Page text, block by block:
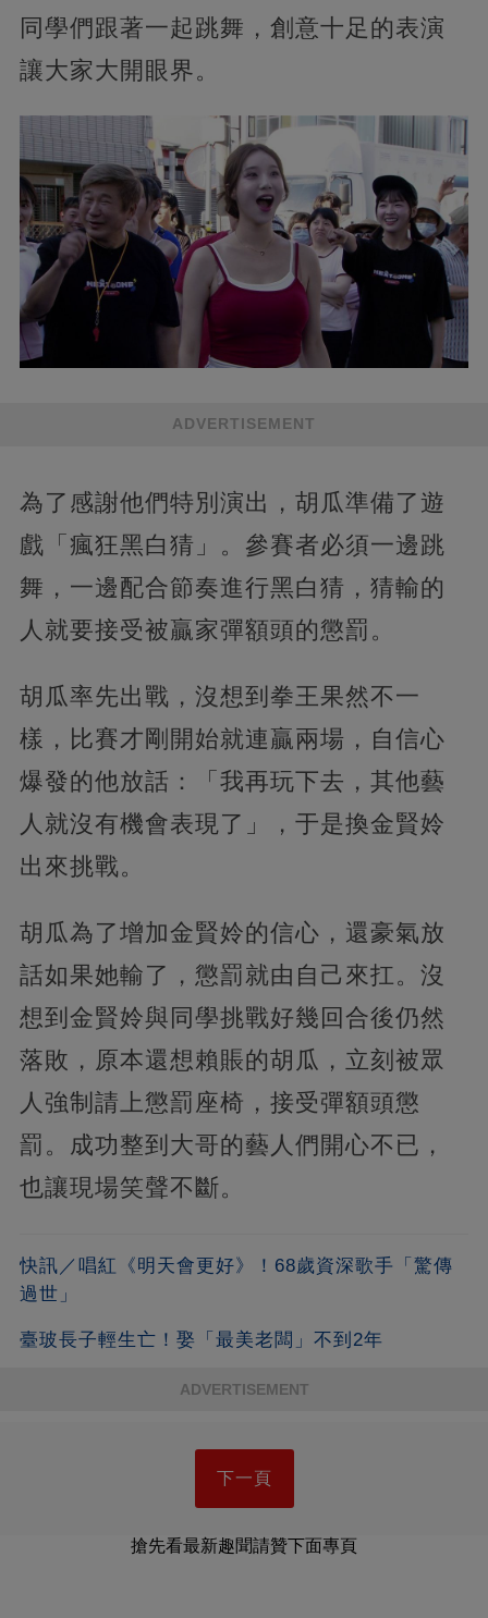
同學們跟著一起跳舞，創意十足的表演
讓大家大開眼界。
ADVERTISEMENT
為了感謝他們特別演出，胡瓜準備了遊
戲「瘋狂黑白猜」。參賽者必須一邊跳
舞，一邊配合節奏進行黑白猜，猜輸的
人就要接受被贏家彈額頭的懲罰。
胡瓜率先出戰，沒想到拳王果然不一
樣，比賽才剛開始就連贏兩場，自信心
爆發的他放話：「我再玩下去，其他藝
人就沒有機會表現了」，于是換金賢姈
出來挑戰。
胡瓜為了增加金賢姈的信心，還豪氣放
話如果她輸了，懲罰就由自己來扛。沒
想到金賢姈與同學挑戰好幾回合後仍然
落敗，原本還想賴賬的胡瓜，立刻被眾
人強制請上懲罰座椅，接受彈額頭懲
罰。成功整到大哥的藝人們開心不已，
也讓現場笑聲不斷。
快訊／唱紅《明天會更好》！68歲資深歌手「驚傳
過世」
臺玻長子輕生亡！娶「最美老闆」不到2年
ADVERTISEMENT
下一頁
搶先看最新趣聞請贊下面專頁